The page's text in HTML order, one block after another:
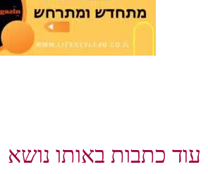
עוד כתבות באותו נושא